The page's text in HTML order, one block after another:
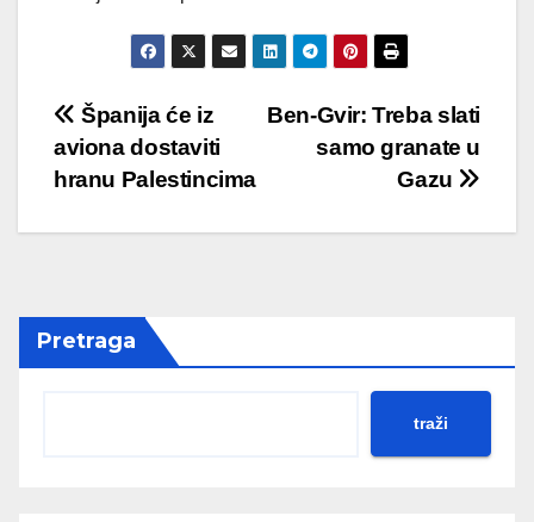
Post
navigation
Ben-Gvir: Treba slati
samo granate u
Gazu
Španija će iz
aviona dostaviti
hranu Palestincima
Pretraga
traži